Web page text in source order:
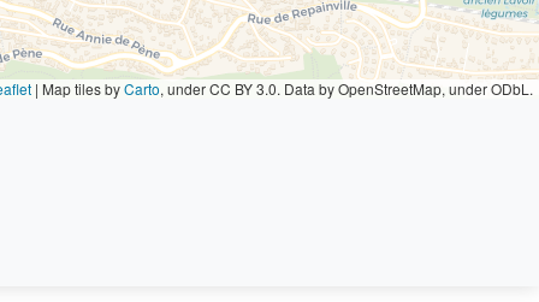
| Map tiles byCarto, under CC BY 3.0. Data by OpenStreetMap, under ODbL.